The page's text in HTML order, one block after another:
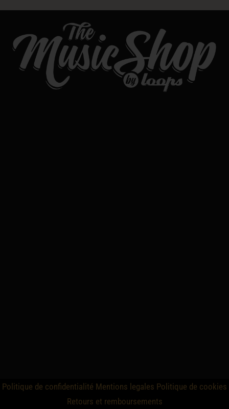
Politique de confidentialité Mentions legales Politique de cookies
Retours et remboursements